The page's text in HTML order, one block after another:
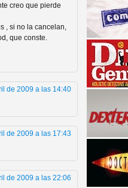
creo que pierde
, si no la cancelan,
que conste.
de 2009 a las 14:40
de 2009 a las 17:43
de 2009 a las 22:06